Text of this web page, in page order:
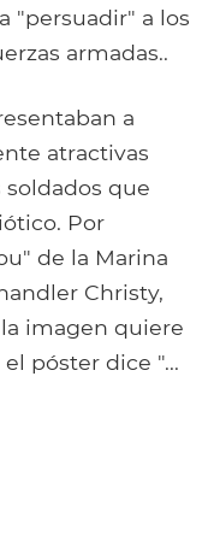
"persuadir" a los
armadas..
a
atractivas
que
Por
de la Marina
Christy,
imagen quiere
póster dice "...